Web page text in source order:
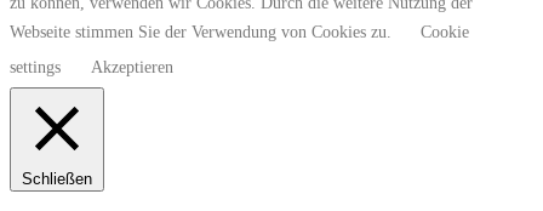
Webseite stimmen Sie der Verwendung von Cookies zu.
Cookie
settings
Akzeptieren
Schließen